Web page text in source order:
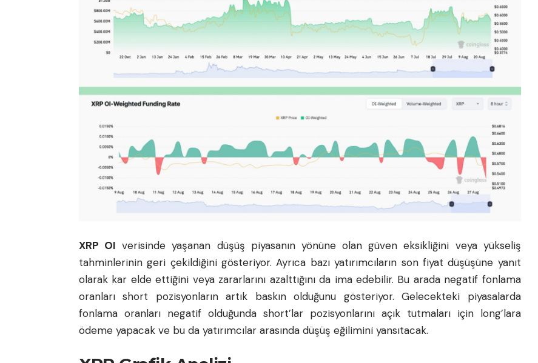
XRP OI verisinde yaşanan düşüş piyasanın yönüne olan güven eksikliğini veya yükseliş
tahminlerinin geri çekildiğini gösteriyor. Ayrıca bazı yatırımcıların son fiyat düşüşüne yanıt
olarak kar elde ettiğini veya zararlarını azalttığını da ima edebilir. Bu arada negatif fonlama
oranları short pozisyonların artık baskın olduğunu gösteriyor. Gelecekteki piyasalarda
fonlama oranları negatif olduğunda short’lar pozisyonlarını açık tutmaları için long’lara
ödeme yapacak ve bu da yatırımcılar arasında düşüş eğilimini yansıtacak.